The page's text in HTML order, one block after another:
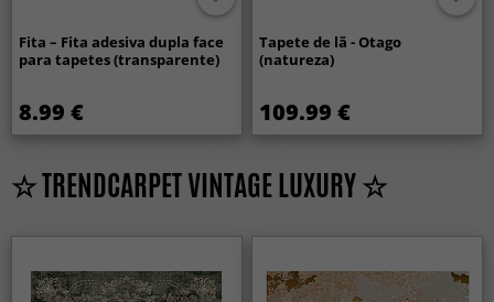
Fita – Fita adesiva dupla face
para tapetes (transparente)
8.99 €
Tapete de lã - Otago
(natureza)
109.99 €
☆ TRENDCARPET VINTAGE LUXURY ☆